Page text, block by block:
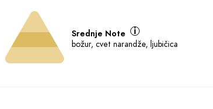
Srednje Note
božur, cvet narandže, ljubičica